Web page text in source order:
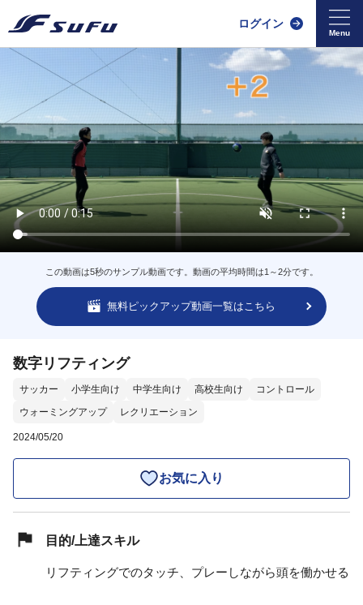
ログイン
この動画は5秒のサンプル動画です。動画の平均時間は1～2分です。
無料ピックアップ動画一覧はこちら
数字リフティング
サッカー 小学生向け 中学生向け 高校生向け
コントロール
ウォーミングアップ
レクリエーション
2024/05/20
お気に入り
目的/上達スキル
リフティングでのタッチ、プレーしながら頭を働かせる